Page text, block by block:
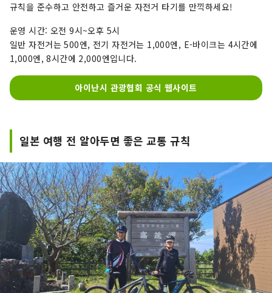
규칙을 준수하고 안전하고 즐거운 자전거 타기를 만끽하세요!
운영 시간: 오전 9시~오후 5시
일반 자전거는 500엔, 전기 자전거는 1,000엔, E-바이크는 4시간에
1,000엔, 8시간에 2,000엔입니다.
아이난시 관광협회 공식 웹사이트
일본 여행 전 알아두면 좋은 교통 규칙